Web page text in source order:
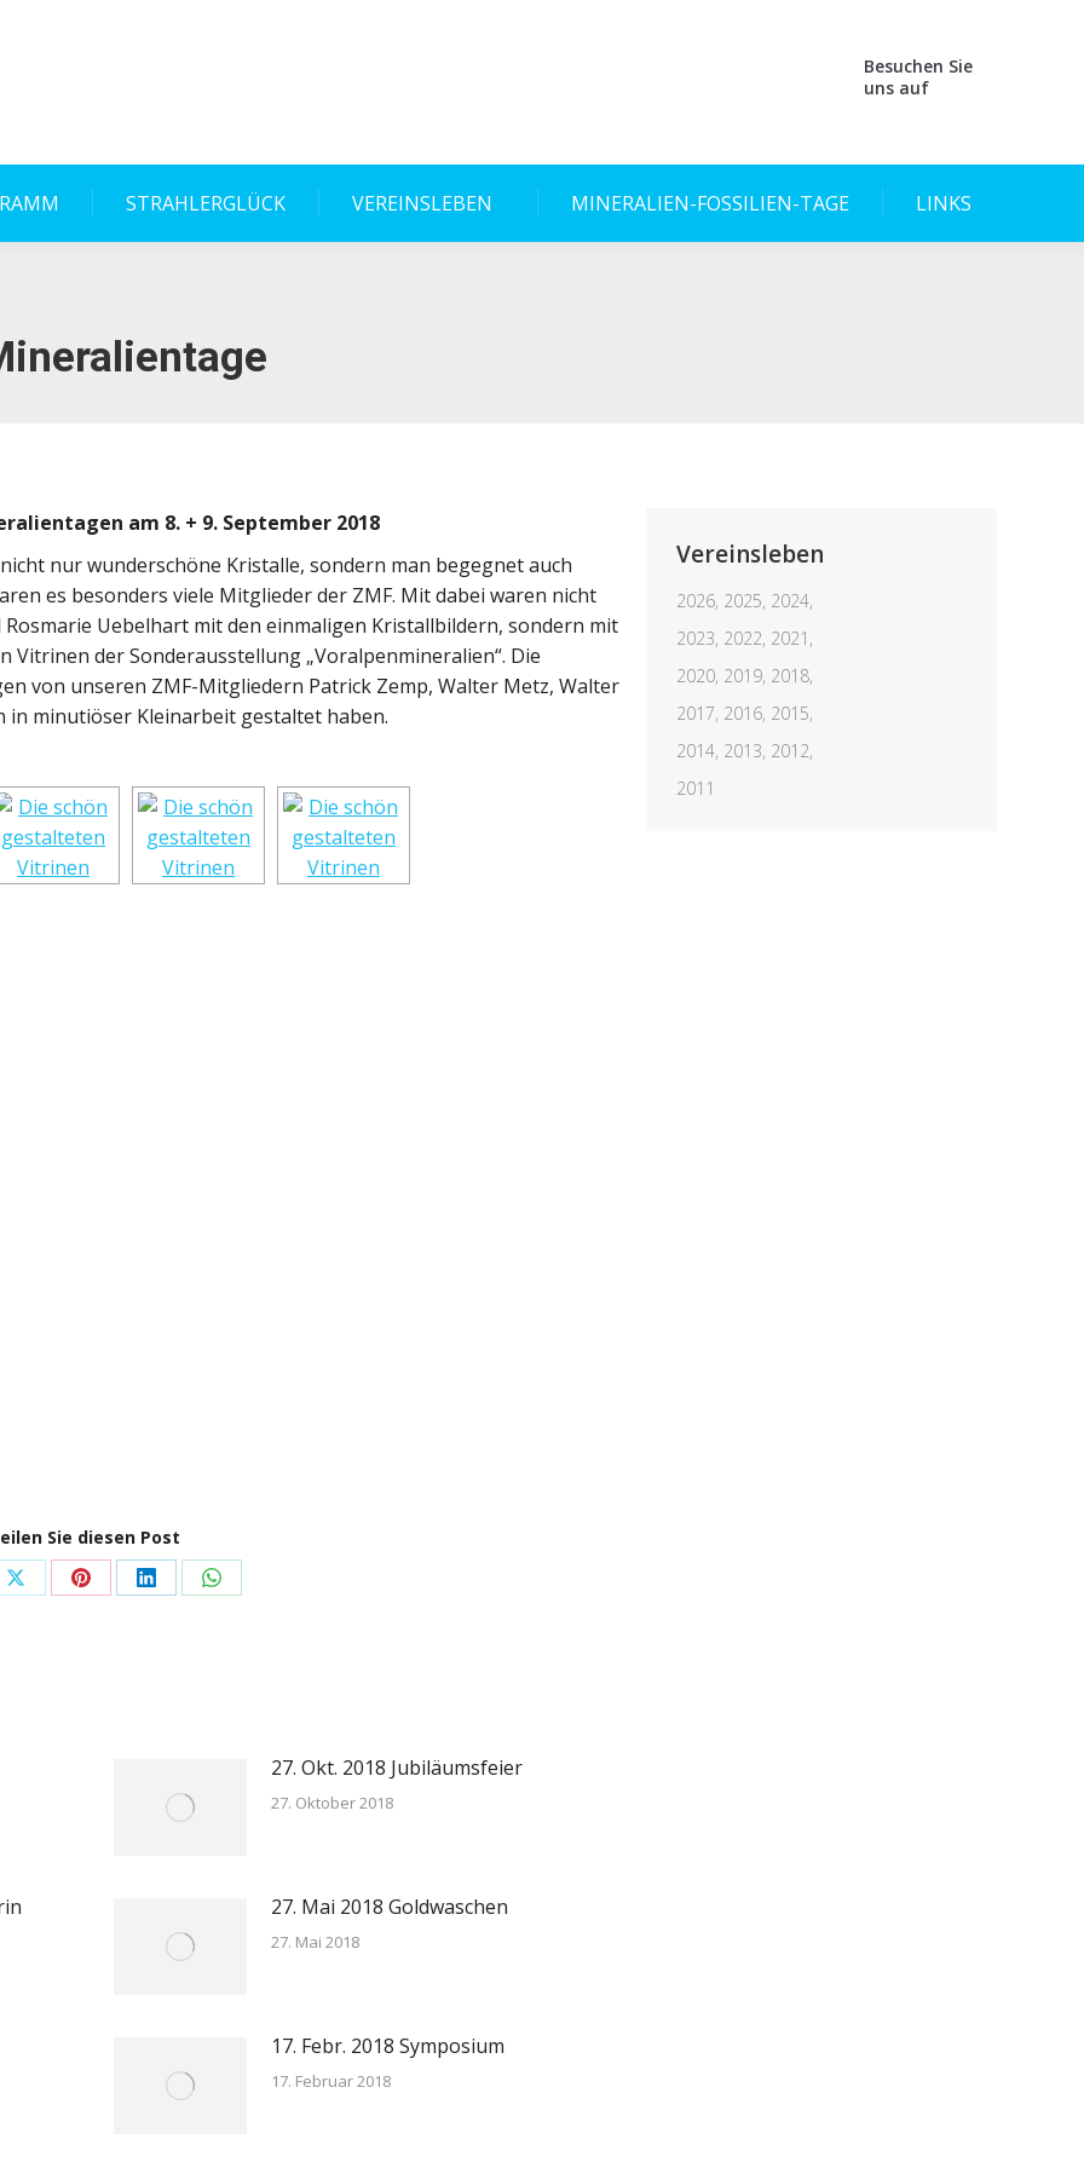
Besuchen Sie
uns auf
STRAHLERGLÜCK VEREINSLEBEN MINERALIEN-FOSSILIEN-TAGE LINKS
am 8. + 9. September 2018
nur wunderschöne Kristalle, sondern man begegnet auch
es besonders viele Mitglieder der ZMF. Mit dabei waren nicht
Uebelhart mit den einmaligen Kristallbildern, sondern mit
Vitrinen der Sonderausstellung „Voralpenmineralien“. Die
von unseren ZMF-Mitgliedern Patrick Zemp, Walter Metz, Walter
in minutiöser Kleinarbeit gestaltet haben.
Sie diesen Post
Share Share Share Share
27. Okt. 2018 Jubiläumsfeier
27. Oktober 2018
27. Mai 2018 Goldwaschen
27. Mai 2018
17. Febr. 2018 Symposium
17. Februar 2018
Vereinsleben
2026, 2025, 2024,
2023, 2022, 2021,
2020, 2019, 2018,
2017, 2016, 2015,
2014, 2013, 2012,
2011